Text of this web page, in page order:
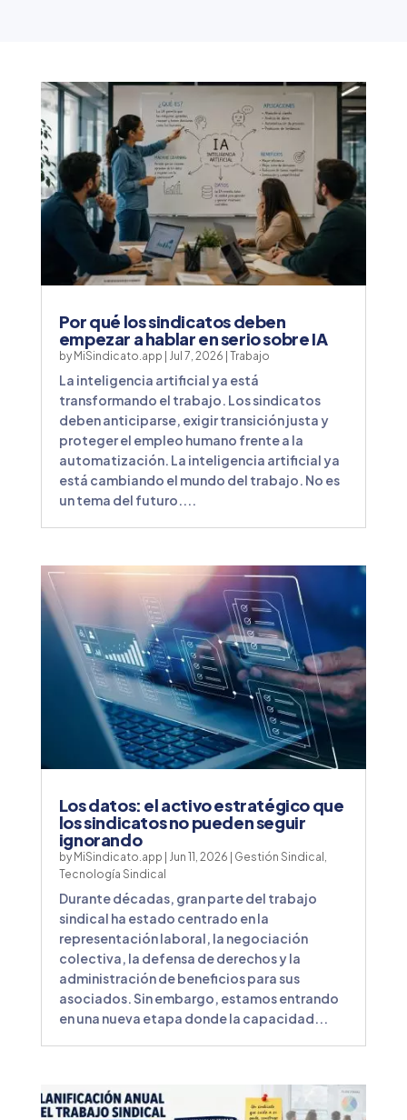
Por qué los sindicatos deben
empezar a hablar en serio sobre IA
by MiSindicato.app Jul 7, 2026 Trabajo
La inteligencia artificial ya está
transformando el trabajo. Los sindicatos
deben anticiparse, exigir transición justa y
proteger el empleo humano frente a la
automatización. La inteligencia artificial ya
está cambiando el mundo del trabajo. No es
un tema del futuro....
Los datos: el activo estratégico que
los sindicatos no pueden seguir
ignorando
by MiSindicato.app Jun 11, 2026 Gestión Sindical ,
Tecnología Sindical
Durante décadas, gran parte del trabajo
sindical ha estado centrado en la
representación laboral, la negociación
colectiva, la defensa de derechos y la
administración de beneficios para sus
asociados. Sin embargo, estamos entrando
en una nueva etapa donde la capacidad...